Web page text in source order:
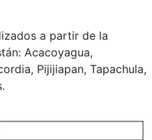
a partir de la
Acacoyagua,
Pijijiapan, Tapachula,